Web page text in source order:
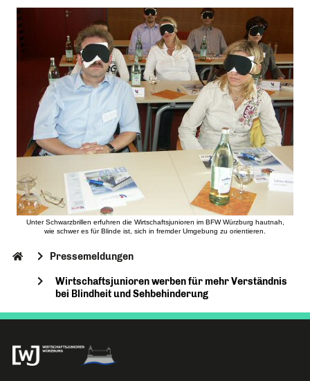
Unter Schwarzbrillen erfuhren die Wirtschaftsjunioren im BFW Würzburg hautnah,
wie schwer es für Blinde ist, sich in fremder Umgebung zu orientieren.
Pressemeldungen
Wirtschaftsjunioren werben für mehr Verständnis
bei Blindheit und Sehbehinderung